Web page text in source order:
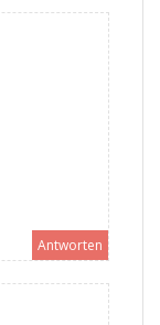
Antworten